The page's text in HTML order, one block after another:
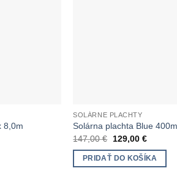
8,0m
SOLÁRNE PLACHTY
Solárna plachta Blue
147,00€
Pôvodná
bola:
147,00 €.
129,00 €Aktuálna
je:
129,00
PRIDAŤ DO KOŠÍKA